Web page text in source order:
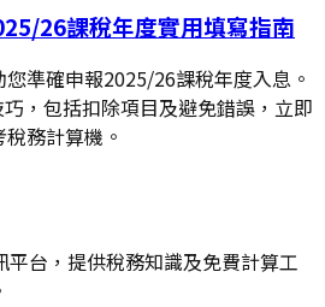
26課稅年度實用填寫指南
準確申報2025/26課稅年度入息。
，包括扣除項目及避免錯誤，立即
務計算機。
平台，提供稅務知識及免費計算工